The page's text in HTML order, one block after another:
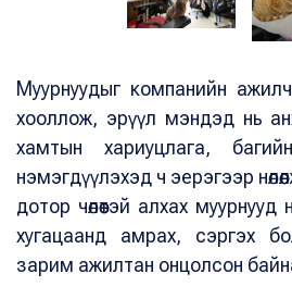
Муурнуудыг компанийн
хооллож, эрүүл мэндэд нь
хамтын хариуцлага,
нэмэгдүүлэхэд ч эерэгээр
дотор чөлөөтэй алхах
хугацаанд амрах, сэргэх
зарим ажилтан онцолсон